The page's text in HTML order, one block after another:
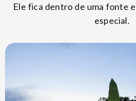
Ele fica dentro de uma fonte
especial.